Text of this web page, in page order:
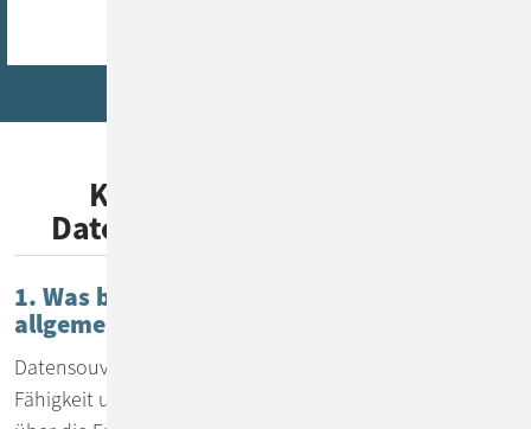
KI-Beratung mit ConSol:
Datensouveränität garantiert
1. Was bedeutet Datensouveränität
allgemein?
Datensouveränität bezeichnet zunächst einmal die
Fähigkeit und das Recht einer Organisation, eigenständig